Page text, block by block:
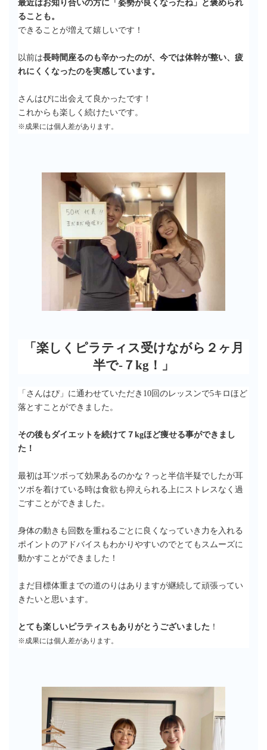
最近はお知り合いの方に「姿勢が良くなったね」と褒められ
ることも。
できることが増えて嬉しいです！
以前は長時間座るのも辛かったのが、今では体幹が整い、疲
れにくくなったのを実感しています。
さんはぴに出会えて良かったです！
これからも楽しく続けたいです。
※成果には個人差があります。
「楽しくピラティス受けながら２ヶ月
半で-７kg！」
「さんはぴ」に通わせていただき10回のレッスンで5キロほど
落とすことができました。
その後もダイエットを続けて７kgほど痩せる事ができまし
た！
最初は耳ツボって効果あるのかな？っと半信半疑でしたが耳
ツボを着けている時は食欲も抑えられる上にストレスなく過
ごすことができました。
身体の動きも回数を重ねるごとに良くなっていき力を入れる
ポイントのアドバイスもわかりやすいのでとてもスムーズに
動かすことができました！
まだ目標体重までの道のりはありますが継続して頑張ってい
きたいと思います。
とても楽しいピラティスもありがとうございました ！
※成果には個人差があります。